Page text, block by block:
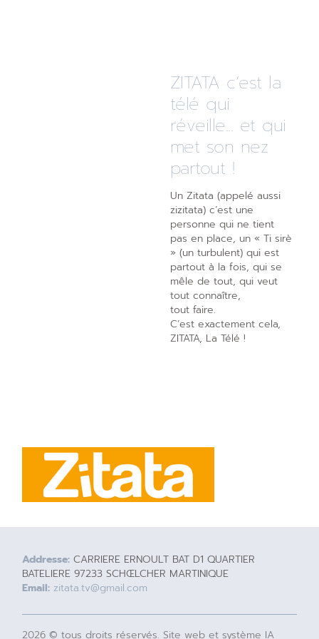
ZITATA c’est la
télé qui
réveille... et qui
met son nez
partout !
Un Zitata (appelé aussi
zizitata) c’est une
personne qui ne tient
pas en place, un « Ti sirè
» (un turbulent) qui est
partout à la fois, qui se
mêle de tout, qui veut
tout connaître,
tout faire.
C’est exactement cela,
ZITATA, La Télé !
Addresse: CARRIERE ERNOULT BAT D1 QUARTIER
BATELIERE 97233 SCHŒLCHER MARTINIQUE
Email: zitata.tv@gmail.com
2026 © tous droits réservés. Site web et système IA